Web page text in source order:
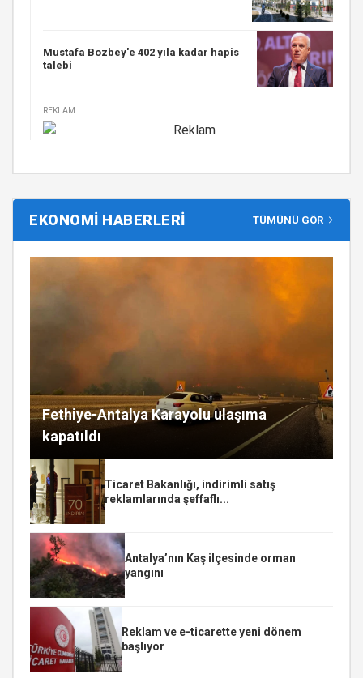
Mustafa Bozbey'e 402 yıla kadar hapis
talebi
REKLAM
EKONOMİ HABERLERİ TÜMÜNÜ GÖR
Fethiye-Antalya Karayolu ulaşıma
kapatıldı
Ticaret Bakanlığı, indirimli satış
reklamlarında şeffaflı...
Antalya’nın Kaş ilçesinde orman
yangını
Reklam ve e-ticarette yeni dönem
başlıyor